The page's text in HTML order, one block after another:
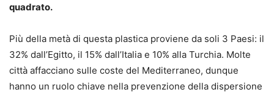
quadrato.
Più della metà di questa plastica proviene da soli 3 Paesi: il
32% dall’Egitto, il 15% dall’Italia e 10% alla Turchia. Molte
città affacciano sulle coste del Mediterraneo, dunque
hanno un ruolo chiave nella prevenzione della dispersione